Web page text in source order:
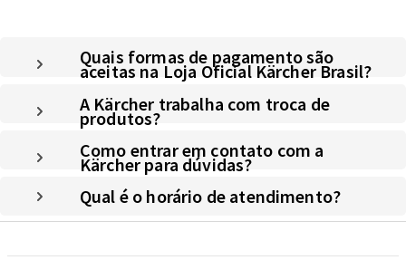
Quais formas de pagamento são
aceitas na Loja Oficial Kärcher Brasil?
A Kärcher trabalha com troca de
produtos?
Como entrar em contato com a
Kärcher para dúvidas?
Qual é o horário de atendimento?